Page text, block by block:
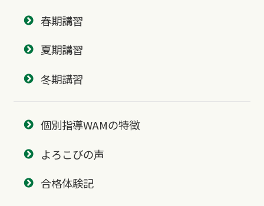
春期講習
夏期講習
冬期講習
個別指導WAMの特徴
よろこびの声
合格体験記